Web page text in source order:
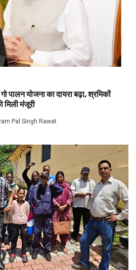
योजना का दायरा बढ़ा, श्रमिकों
मंजूरी
Pal Singh Rawat